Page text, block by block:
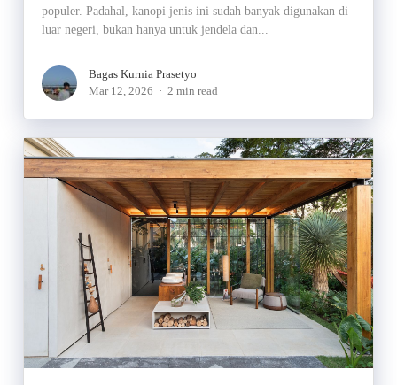
populer. Padahal, kanopi jenis ini sudah banyak digunakan di
luar negeri, bukan hanya untuk jendela dan...
Bagas Kurnia Prasetyo
Mar 12, 2026
2 min read